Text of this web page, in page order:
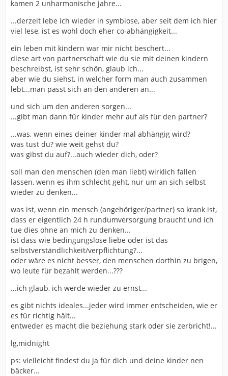
kamen 2 unharmonische jahre...
...derzeit lebe ich wieder in symbiose, aber seit dem ich hier
viel lese, ist es wohl doch eher co-abhängigkeit...
ein leben mit kindern war mir nicht beschert...
diese art von partnerschaft wie du sie mit deinen kindern
beschreibst, ist sehr schön, glaub ich...
aber wie du siehst, in welcher form man auch zusammen
lebt...man passt sich an den anderen an...
und sich um den anderen sorgen...
...gibt man dann für kinder mehr auf als für den partner?
...was, wenn eines deiner kinder mal abhängig wird?
was tust du? wie weit gehst du?
was gibst du auf?...auch wieder dich, oder?
soll man den menschen (den man liebt) wirklich fallen
lassen, wenn es ihm schlecht geht, nur um an sich selbst
wieder zu denken...
was ist, wenn ein mensch (angehöriger/partner) so krank ist,
dass er eigentlich 24 h rundumversorgung braucht und ich
tue dies ohne an mich zu denken...
ist dass wie bedingungslose liebe oder ist das
selbstverständlichkeit/verpflichtung?...
oder wäre es nicht besser, den menschen dorthin zu brigen,
wo leute für bezahlt werden...???
...ich glaub, ich werde wieder zu ernst...
es gibt nichts ideales...jeder wird immer entscheiden, wie er
es für richtig hält...
entweder es macht die beziehung stark oder sie zerbricht!...
lg,midnight
ps: vielleicht findest du ja für dich und deine kinder nen
bäcker...